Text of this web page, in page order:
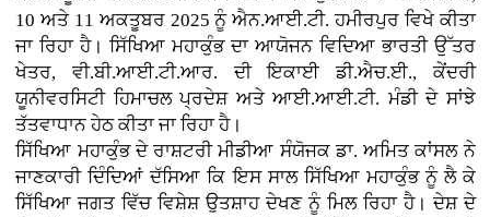
10 ਅਤੇ 11 ਅਕਤੂਬਰ 2025 ਨੂੰ ਐਨ.ਆਈ.ਟੀ. ਹਮੀਰਪੁਰ ਵਿਖੇ ਕੀਤਾ
ਜਾ ਰਿਹਾ ਹੈ। ਸਿੱਖਿਆ ਮਹਾਕੁੰਭ ਦਾ ਆਯੋਜਨ ਵਿਦਿਆ ਭਾਰਤੀ ਉੱਤਰ
ਖੇਤਰ, ਵੀ.ਬੀ.ਆਈ.ਟੀ.ਆਰ. ਦੀ ਇਕਾਈ ਡੀ.ਐਚ.ਈ., ਕੇਂਦਰੀ
ਯੂਨੀਵਰਸਿਟੀ ਹਿਮਾਚਲ ਪ੍ਰਦੇਸ਼ ਅਤੇ ਆਈ.ਆਈ.ਟੀ. ਮੰਡੀ ਦੇ ਸਾਂਝੇ
ਤੱਤਵਾਧਾਨ ਹੇਠ ਕੀਤਾ ਜਾ ਰਿਹਾ ਹੈ।
ਸਿੱਖਿਆ ਮਹਾਕੁੰਭ ਦੇ ਰਾਸ਼ਟਰੀ ਮੀਡੀਆ ਸੰਯੋਜਕ ਡਾ. ਅਮਿਤ ਕਾਂਸਲ ਨੇ
ਜਾਣਕਾਰੀ ਦਿੰਦਿਆਂ ਦੱਸਿਆ ਕਿ ਇਸ ਸਾਲ ਸਿੱਖਿਆ ਮਹਾਕੁੰਭ ਨੂੰ ਲੈ ਕੇ
ਸਿੱਖਿਆ ਜਗਤ ਵਿੱਚ ਵਿਸ਼ੇਸ਼ ਉਤਸ਼ਾਹ ਦੇਖਣ ਨੂੰ ਮਿਲ ਰਿਹਾ ਹੈ। ਦੇਸ਼ ਦੇ